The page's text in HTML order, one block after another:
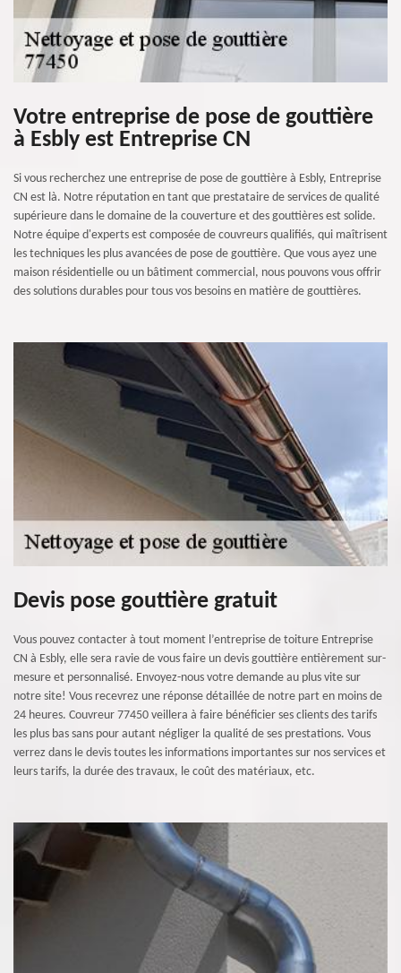
Votre entreprise de pose de gouttière
à Esbly est Entreprise CN
Si vous recherchez une entreprise de pose de gouttière à Esbly, Entreprise
CN est là. Notre réputation en tant que prestataire de services de qualité
supérieure dans le domaine de la couverture et des gouttières est solide.
Notre équipe d'experts est composée de couvreurs qualifiés, qui maîtrisent
les techniques les plus avancées de pose de gouttière. Que vous ayez une
maison résidentielle ou un bâtiment commercial, nous pouvons vous offrir
des solutions durables pour tous vos besoins en matière de gouttières.
Devis pose gouttière gratuit
Vous pouvez contacter à tout moment l’entreprise de toiture Entreprise
CN à Esbly, elle sera ravie de vous faire un devis gouttière entièrement sur-
mesure et personnalisé. Envoyez-nous votre demande au plus vite sur
notre site! Vous recevrez une réponse détaillée de notre part en moins de
24 heures. Couvreur 77450 veillera à faire bénéficier ses clients des tarifs
les plus bas sans pour autant négliger la qualité de ses prestations. Vous
verrez dans le devis toutes les informations importantes sur nos services et
leurs tarifs, la durée des travaux, le coût des matériaux, etc.